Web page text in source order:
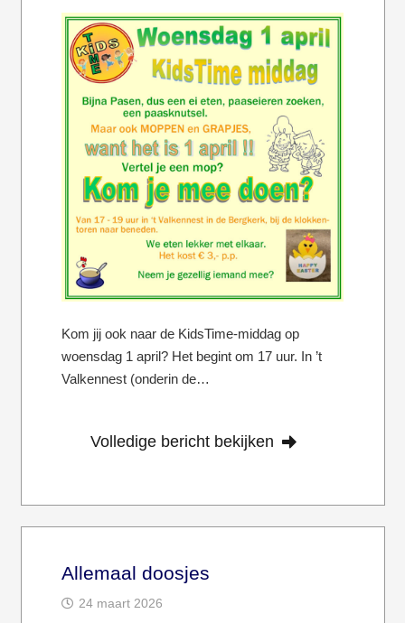
Kom jij ook naar de KidsTime-middag op
woensdag 1 april? Het begint om 17 uur. In ’t
Valkennest (onderin de…
Volledige bericht bekijken
Allemaal doosjes
24 maart 2026